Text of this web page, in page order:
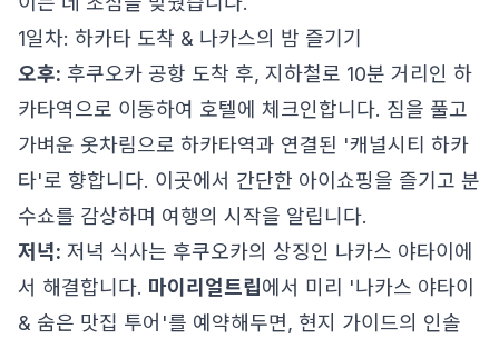
1일차: 하카타 도착 & 나카스의 밤 즐기기
오후: 후쿠오카 공항 도착 후, 지하철로 10분 거리인 하
카타역으로 이동하여 호텔에 체크인합니다. 짐을 풀고
가벼운 옷차림으로 하카타역과 연결된 '캐널시티 하카
타'로 향합니다. 이곳에서 간단한 아이쇼핑을 즐기고 분
수쇼를 감상하며 여행의 시작을 알립니다.
저녁: 저녁 식사는 후쿠오카의 상징인 나카스 야타이에
서 해결합니다. 마이리얼트립에서 미리 '나카스 야타이
& 숨은 맛집 투어'를 예약해두면, 현지 가이드의 인솔